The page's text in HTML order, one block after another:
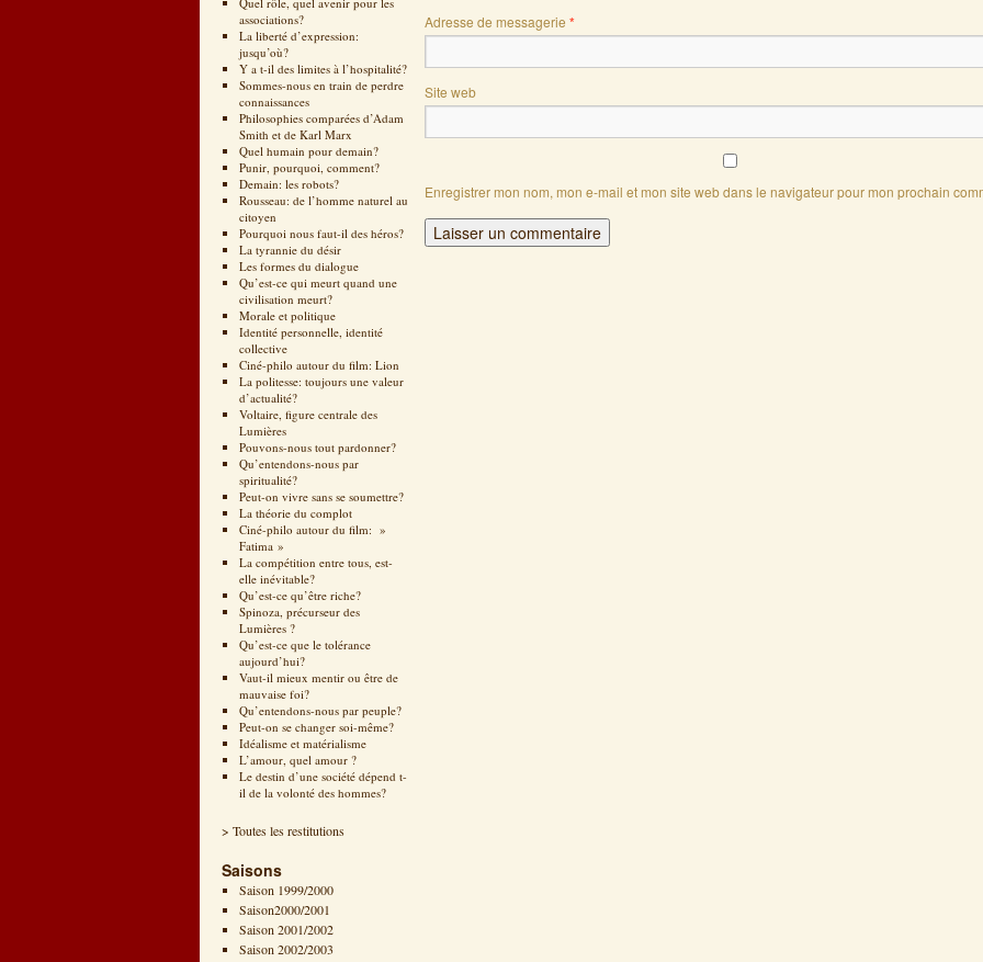
associations?
La liberté d’expression:
jusqu’où?
Y a t-il des limites à l’hospitalité?
Sommes-nous en train de perdre
connaissances
Philosophies comparées d’Adam
Smith et de Karl Marx
Quel humain pour demain?
Punir, pourquoi, comment?
Demain: les robots?
Rousseau: de l’homme naturel au
citoyen
Pourquoi nous faut-il des héros?
La tyrannie du désir
Les formes du dialogue
Qu’est-ce qui meurt quand une
civilisation meurt?
Morale et politique
Identité personnelle, identité
collective
Ciné-philo autour du film: Lion
La politesse: toujours une valeur
d’actualité?
Voltaire, figure centrale des
Lumières
Pouvons-nous tout pardonner?
Qu’entendons-nous par
spiritualité?
Peut-on vivre sans se soumettre?
La théorie du complot
Ciné-philo autour du film: »
Fatima »
La compétition entre tous, est-
elle inévitable?
Qu’est-ce qu’être riche?
Spinoza, précurseur des
Lumières ?
Qu’est-ce que le tolérance
aujourd’hui?
Vaut-il mieux mentir ou être de
mauvaise foi?
Qu’entendons-nous par peuple?
Peut-on se changer soi-même?
Idéalisme et matérialisme
L’amour, quel amour ?
Le destin d’une société dépend t-
il de la volonté des hommes?
> Toutes les restitutions
Saisons
Saison 1999/2000
Saison2000/2001
Saison 2001/2002
Saison 2002/2003
Adresse de messagerie *
Site web
Enregistrer mon nom, mon e-mail et mon site web dans le navigateur pour mon prochain